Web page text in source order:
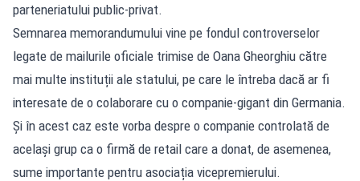
parteneriatului public-privat.
Semnarea memorandumului vine pe fondul controverselor
legate de mailurile oficiale trimise de Oana Gheorghiu către
mai multe instituții ale statului, pe care le întreba dacă ar fi
interesate de o colaborare cu o companie-gigant din Germania.
Și în acest caz este vorba despre o companie controlată de
același grup ca o firmă de retail care a donat, de asemenea,
sume importante pentru asociația vicepremierului.